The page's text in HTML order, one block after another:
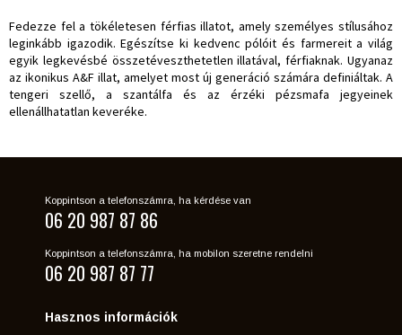
Fedezze fel a tökéletesen férfias illatot, amely személyes stílusához
leginkább igazodik. Egészítse ki kedvenc pólóit és farmereit a világ
egyik legkevésbé összetéveszthetetlen illatával, férfiaknak. Ugyanaz
az ikonikus A&F illat, amelyet most új generáció számára definiáltak. A
tengeri szellő, a szantálfa és az érzéki pézsmafa jegyeinek
ellenállhatatlan keveréke.
Koppintson a telefonszámra, ha kérdése van
06 20 987 87 86
Koppintson a telefonszámra, ha mobilon szeretne rendelni
06 20 987 87 77
Hasznos információk